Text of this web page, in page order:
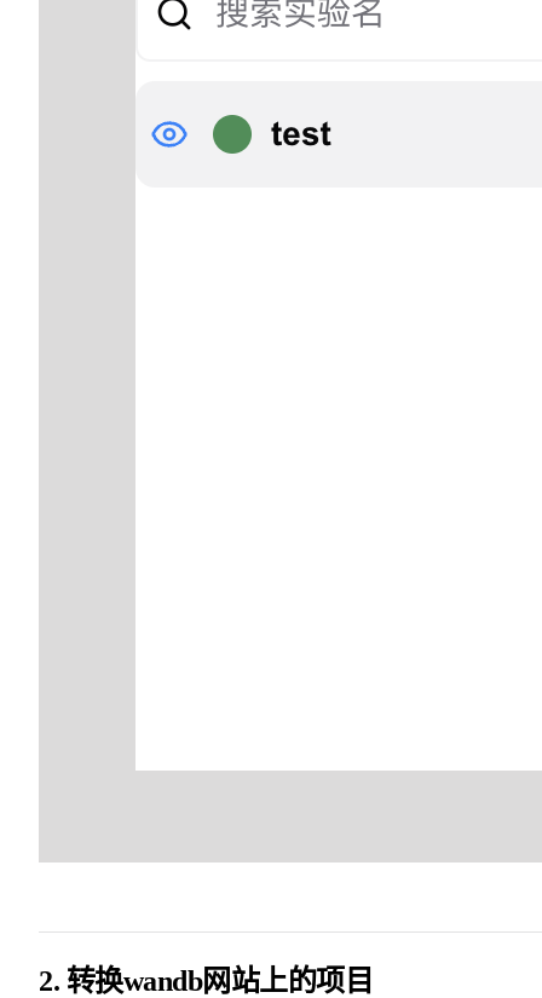
2. 转换wandb网站上的项目